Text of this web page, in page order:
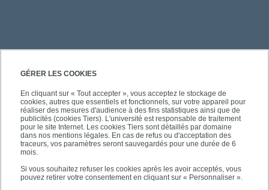
GÉRER LES COOKIES
En cliquant sur « Tout accepter », vous acceptez le stockage de
cookies, autres que essentiels et fonctionnels, sur votre appareil pour
réaliser des mesures d'audience à des fins statistiques ainsi que de
publicités (cookies Tiers). L'université est responsable de traitement
pour le site Internet. Les cookies Tiers sont détaillés par domaine
dans nos mentions légales. En cas de refus ou d'acceptation des
traceurs, vos paramètres seront sauvegardés pour une durée de 6
mois.
Si vous souhaitez refuser les cookies après les avoir acceptés, vous
pouvez retirer votre consentement en cliquant sur « Personnaliser ».
PRATIQUE
ACCÈS RAPIDES
SUIVEZ-NOUS